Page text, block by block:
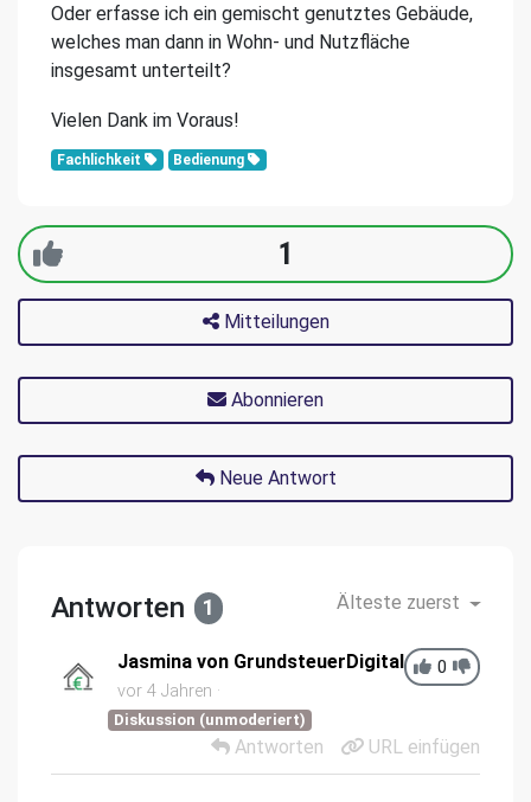
Oder erfasse ich ein gemischt genutztes Gebäude,
welches man dann in Wohn- und Nutzfläche
insgesamt unterteilt?
Vielen Dank im Voraus!
Fachlichkeit Bedienung
1
Mitteilungen
Abonnieren
Neue Antwort
Antworten 1 Älteste zuerst
0
Jasmina von GrundsteuerDigital
vor 4 Jahren
Diskussion (unmoderiert)
Antworten URL einfügen